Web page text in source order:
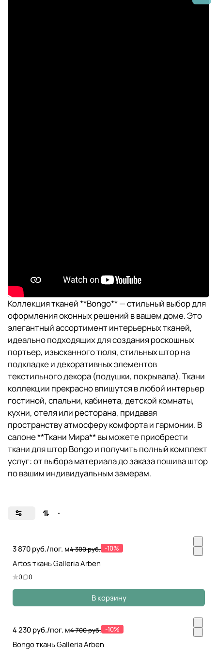
Коллекция тканей **Bongo** — стильный выбор для
оформления оконных решений в вашем доме. Это
элегантный ассортимент интерьерных тканей,
идеально подходящих для создания роскошных
портьер, изысканного тюля, стильных штор на
подкладке и декоративных элементов
текстильного декора (подушки, покрывала). Ткани
коллекции прекрасно впишутся в любой интерьер
гостиной, спальни, кабинета, детской комнаты,
кухни, отеля или ресторана, придавая
пространству атмосферу комфорта и гармонии. В
салоне **Ткани Мира** вы можете приобрести
ткани для штор Bongo и получить полный комплект
услуг: от выбора материала до заказа пошива штор
по вашим индивидуальным замерам.
3 870 руб./пог. м4 300 руб. -10%
Artos ткань Galleria Arben
0 0
В корзину
4 230 руб./пог. м4 700 руб. -10%
Bongo ткань Galleria Arben